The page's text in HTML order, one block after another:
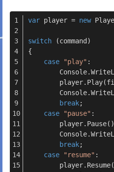
var player = new
switch (command)
{
case
"play" :
break;
case
"pause" :
break;
case
"resume" :